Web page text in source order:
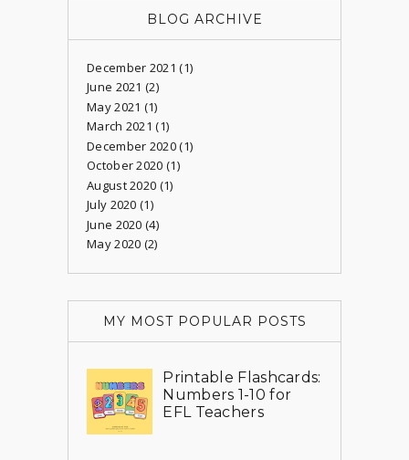
BLOG ARCHIVE
December 2021 (1)
June 2021 (2)
May 2021 (1)
March 2021 (1)
December 2020(1)
October 2020 (1)
August 2020 (1)
July 2020 (1)
June 2020 (4)
May 2020 (2)
MY MOST POPULAR POSTS
Printable Flashcards:
Numbers 1-10 for
EFL Teachers